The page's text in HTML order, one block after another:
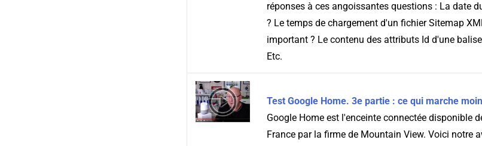
réponses à ces angoissantes questions : La date
? Le temps de chargement d'un fichier Sitemap
important ? Le contenu des attributs Id d'une
Etc.
Test Google Home. 3e partie : ce qui marche
Google Home est l'enceinte connectée disponible
France par la firme de Mountain View. Voici notre